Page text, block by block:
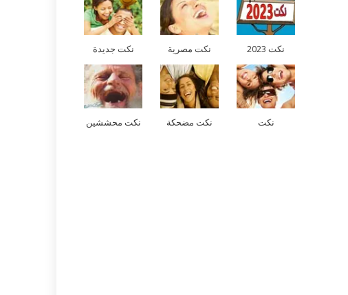
نكت 2023 نكت مصرية نكت جديدة
نكت نكت مضحكة نكت محششين